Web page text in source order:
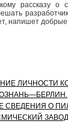
рассказу о
напишет добрые
ЛИЧНОСТИ
СВЕДЕНИЯ О